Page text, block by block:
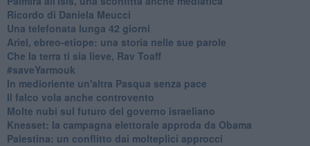
Ricordo di Daniela Meucci
​Una telefonata lunga 42 giorni
​Ariel, ebreo-etiope: una storia nelle sue parole
Che la terra ti sia lieve, Rav Toaff
​#saveYarmouk
​In medioriente un'altra Pasqua senza pace
​Il falco vola anche controvento
Molte nubi sul futuro del governo israeliano
Knesset: la campagna elettorale approda da Obama
Palestina: un conflitto dai molteplici approcci